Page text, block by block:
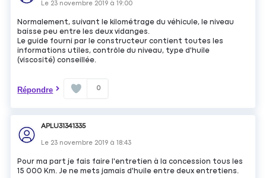
Le 23 novembre 2019 à19:00
Normalement, suivant le kilométrage du véhicule, le niveau
baisse peu entre les deux vidanges.
Le guide fourni par le constructeur contient toutes les
informations utiles, contrôle du niveau, type d'huile
(viscosité) conseillée.
Répondre 0
APLU31341335
Le 23 novembre 2019 à18:43
Pour ma part je fais faire l'entretien à la concession tous les
15 000 Km. Je ne mets jamais d'huile entre deux entretiens.